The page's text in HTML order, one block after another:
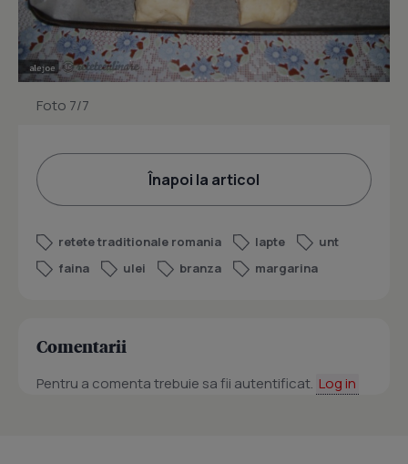
Foto 7/7
Înapoi la articol
retete traditionale romania lapte
unt
faina
ulei branza margarina
Comentarii
Pentru a comenta trebuie sa fii autentificat. Log in